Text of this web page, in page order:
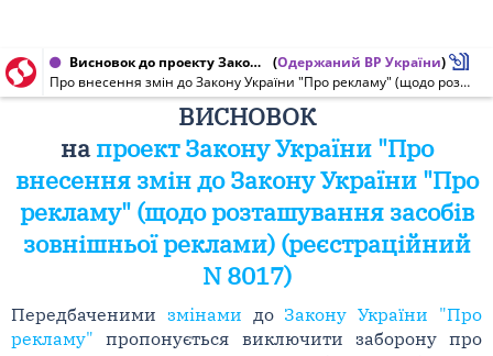
Висновок до проекту Закону України від 23.02.2011 № 8017 (Одержаний ВР України)
Про внесення змін до Закону України "Про рекламу" (щодо розташування засобів зовнішньої реклами)